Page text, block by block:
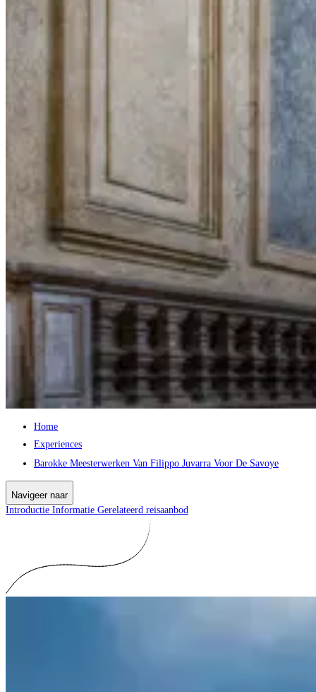
Home
Experiences
Barokke Meesterwerken Van Filippo Juvarra Voor De Savoye
Navigeer naar
Introductie Informatie Gerelateerd reisaanbod